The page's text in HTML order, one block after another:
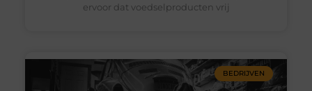
ervoor dat voedselproducten vrij
BEDRIJVEN